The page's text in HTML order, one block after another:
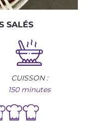
SALÉS
CUISSON :
150 minutes